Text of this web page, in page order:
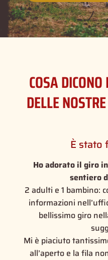
COSA
DELLE
È stato
Ho adorato il giro
sentiero
2 adulti e 1 bambino:
informazioni
bellissimo giro
Mi è piaciuto
all’aperto e la fila